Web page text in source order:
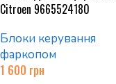
Citroen 9665524180
Блоки керування
фаркопом
1 600 грн